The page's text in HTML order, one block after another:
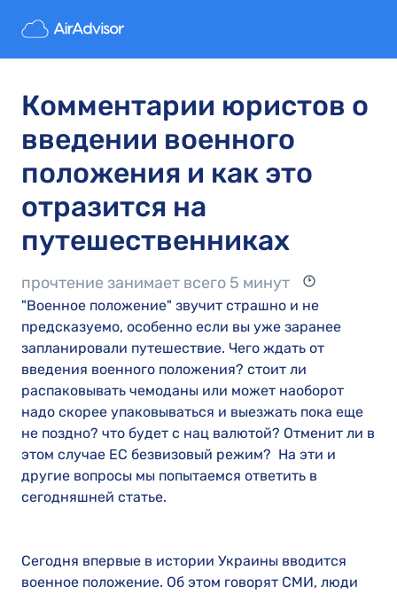
Комментарии юристов о
введении военного
положения и как это
отразится на
путешественниках
прочтение занимает всего 5 минут
"Военное положение" звучит страшно и не
предсказуемо, особенно если вы уже заранее
запланировали путешествие. Чего ждать от
введения военного положения? стоит ли
распаковывать чемоданы или может наоборот
надо скорее упаковываться и выезжать пока еще
не поздно? что будет с нац валютой? Отменит ли в
этом случае ЕС безвизовый режим? На эти и
другие вопросы мы попытаемся ответить в
сегодняшней статье.
Сегодня впервые в истории Украины вводится
военное положение. Об этом говорят СМИ, люди